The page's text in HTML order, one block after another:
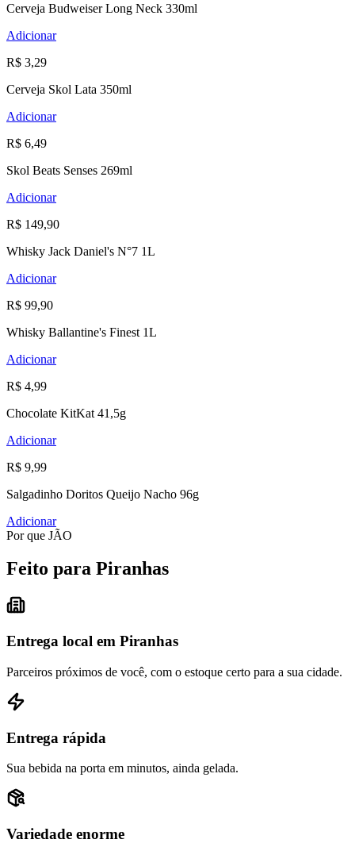
Cerveja Budweiser Long Neck 330ml
Adicionar
R$ 3,29
Cerveja Skol Lata 350ml
Adicionar
R$ 6,49
Skol Beats Senses 269ml
Adicionar
R$ 149,90
Whisky Jack Daniel's N°7 1L
Adicionar
R$ 99,90
Whisky Ballantine's Finest 1L
Adicionar
R$ 4,99
Chocolate KitKat 41,5g
Adicionar
R$ 9,99
Salgadinho Doritos Queijo Nacho 96g
Adicionar
Por que JÃO
Feito para Piranhas
Entrega local em Piranhas
Parceiros próximos de você, com o estoque certo para a sua cidade.
Entrega rápida
Sua bebida na porta em minutos, ainda gelada.
Variedade enorme